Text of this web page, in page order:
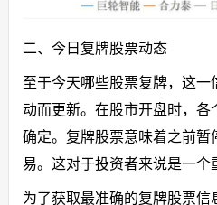
二、今日复牌股票动态
至于今天哪些股票复牌，这一
动而更新。在股市开盘时，各
确定。复牌股票意味着之前暂
易。这对于投资者来说是一个
为了获取最准确的复牌股票信